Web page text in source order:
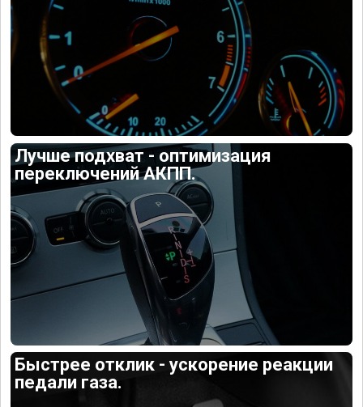
Лучше подхват - оптимизация
переключений АКПП.
Быстрее отклик - ускорение реакции
педали газа.